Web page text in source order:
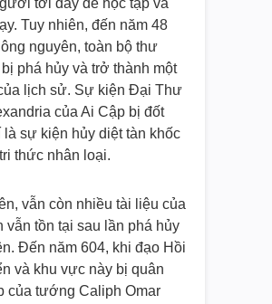
tới đây để học tập và
Tuy nhiên, đến năm 48
nguyên, toàn bộ thư
phá hủy và trở thành một
lịch sử. Sự kiện Đại Thư
của Ai Cập bị đốt
sự kiện hủy diệt tàn khốc
thức nhân loại.
vẫn còn nhiều tài liệu của
vẫn tồn tại sau lần phá hủy
Đến năm 604, khi đạo Hồi
và khu vực này bị quân
của tướng Caliph Omar